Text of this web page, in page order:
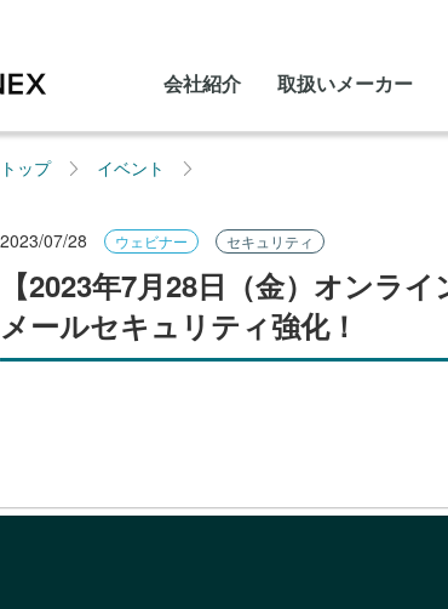
会社紹介 取扱いメーカー
トップ イベント
2023/07/28 ウェビナー セキュリティ
【2023年7月28日（金）オンラ
メールセキュリティ強化！